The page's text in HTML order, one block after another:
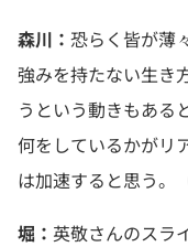
森川： 恐らく皆が薄
強みを持たない生き
うという動きもある
何をしているかがリ
は加速すると思う。
堀： 英敬さんのスラ